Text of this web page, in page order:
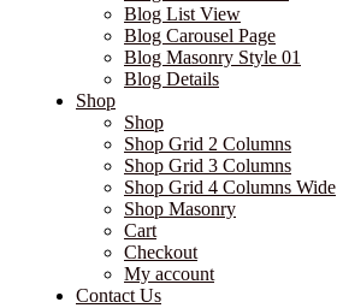
Blog List View
Blog Carousel Page
Blog Masonry Style 01
Blog Details
Shop
Shop
Shop Grid 2 Columns
Shop Grid 3 Columns
Shop Grid 4 Columns Wide
Shop Masonry
Cart
Checkout
My account
Contact Us